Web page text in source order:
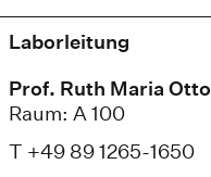
Laborleitung
Prof. Ruth Maria Otto
Raum: A 100
T +49 89 1265-1650